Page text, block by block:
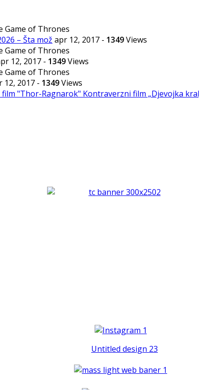
– Šta mož apr 12, 2017 - 1349Views
12, 2017 - 1349Views
12, 2017 - 1349Views
"Thor-Ragnarok" Kontraverzni film „Djevojka